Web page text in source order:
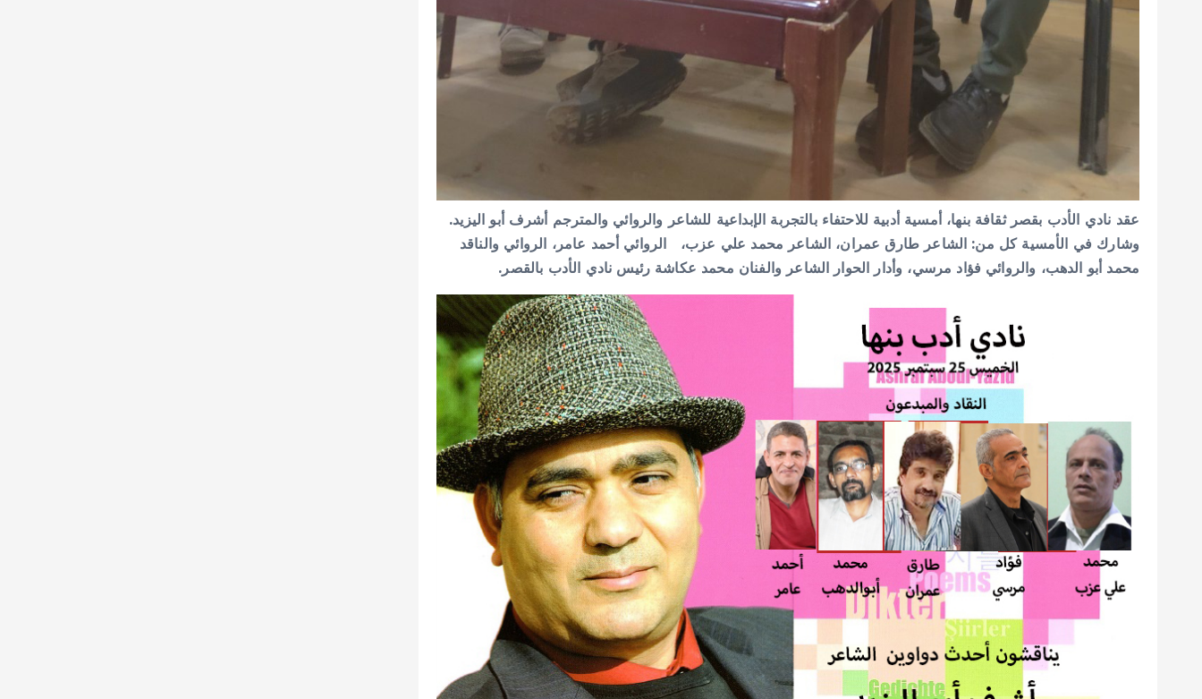
عقد نادي الأدب بقصر ثقافة بنها، أمسية أدبية للاحتفاء بالتجربة الإبداعية للشاعر والروائي والمترجم أشرف أبو اليزيد.
وشارك في الأمسية كل من: الشاعر طارق عمران، الشاعر محمد علي عزب، الروائي أحمد عامر، الروائي والناقد
محمد أبو الدهب، والروائي فؤاد مرسي، وأدار الحوار الشاعر والفنان محمد عكاشة رئيس نادي الأدب بالقصر.